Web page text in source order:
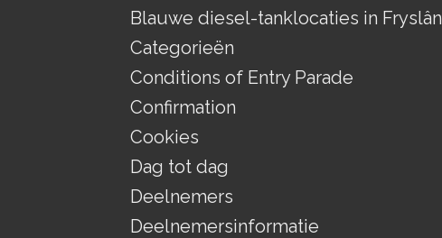
Blauwe diesel-tanklocaties in Fryslân
Categorieën
Conditions of Entry Parade
Confirmation
Cookies
Dag tot dag
Deelnemers
Deelnemersinformatie